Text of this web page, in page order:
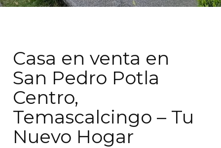
Casa en venta en
San Pedro Potla
Centro,
Temascalcingo – Tu
Nuevo Hogar